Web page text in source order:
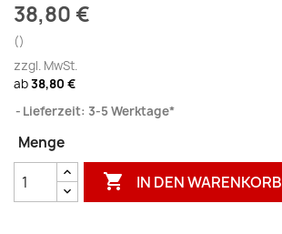
38,80 €
()
zzgl. MwSt.
ab38,80 €
Lieferzeit: 3-5 Werktage*
Menge
 IN DEN WARENKORB